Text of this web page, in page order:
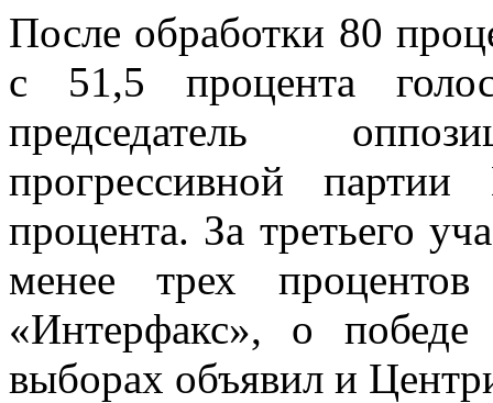
После обработки 80
с 51,5 процента
председатель
прогрессивной
процента. За третьего
менее трех
«Интерфакс», о победе
выборах объявил и